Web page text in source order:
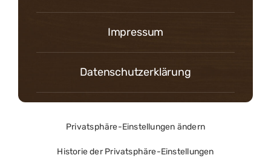
Impressum
Datenschutzerklärung
Privatsphäre-Einstellungen ändern
Historie der Privatsphäre-Einstellungen